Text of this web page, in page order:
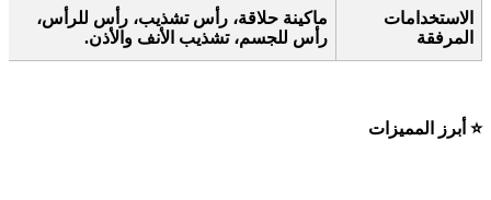
الاستخدامات
المرفقة
ماكينة حلاقة، رأس تشذيب، رأس للرأس،
رأس للجسم، تشذيب الأنف والأذن.
⭐ أبرز المميزات